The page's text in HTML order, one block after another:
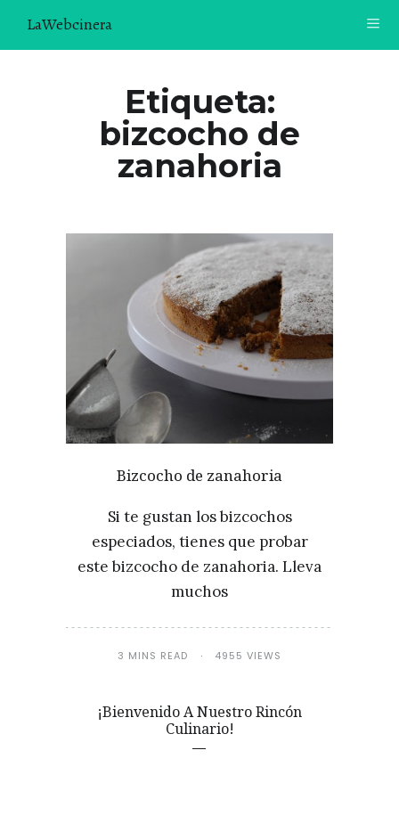
LaWebcinera
VIDEORECETAS
¿TE GUSTARÍA UNIRTE A NUESTRA AVENTURA GASTRON
ÚNETE A LA NEWSLETTER
RECOMENDACIONES
Etiqueta:
bizcocho de
zanahoria
Bizcocho de zanahoria
Si te gustan los bizcochos
especiados, tienes que probar
este bizcocho de zanahoria. Lleva
muchos
3 MINS READ 4955 VIEWS
¡Bienvenido A Nuestro Rincón
Culinario!